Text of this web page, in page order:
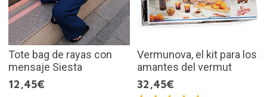
Tote bag de rayas con
mensaje Siesta
12,45€
Vermunova, el kit para los
amantes del vermut
32,45€